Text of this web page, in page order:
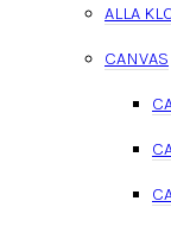
ALLA
CANVAS